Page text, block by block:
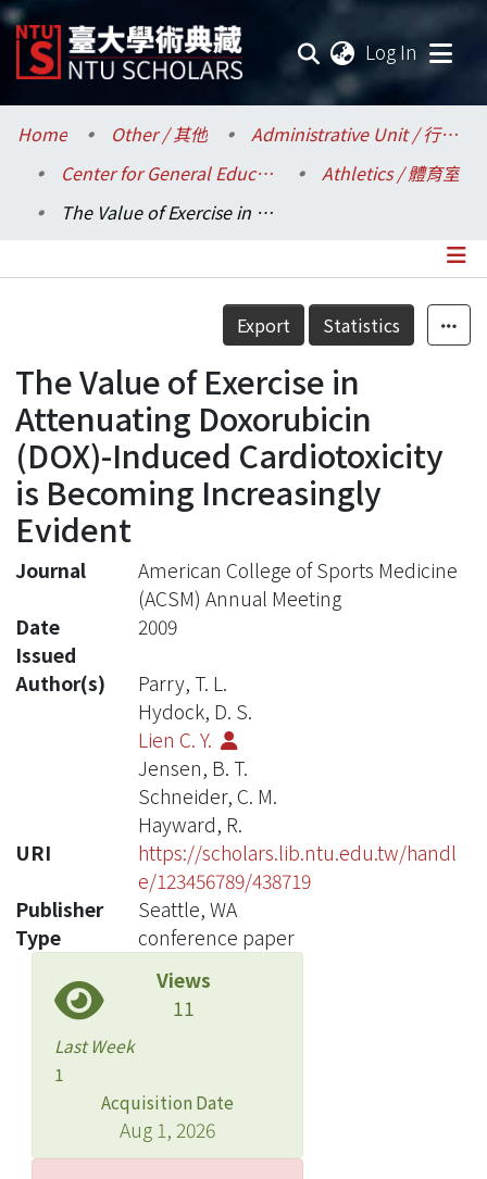
Log In
Communities & Collections
Research Outputs
Statistics
Home Other / 其他
Administrative Unit / 行政單位
Center for General Education / 共同教育中心
Athletics / 體育室
The Value of Exercise in Attenuating Doxorubicin (DOX)-Induced Cardiotoxicity is Becoming Increasingly Evident
Details
Export Statistics
The Value of Exercise in
Attenuating Doxorubicin
(DOX)-Induced Cardiotoxicity
is Becoming Increasingly
Evident
Journal
American College of Sports Medicine
(ACSM) Annual Meeting
Date
Issued
2009
Author(s)
Parry, T. L.
Hydock, D. S.
Lien C. Y.
Jensen, B. T.
Schneider, C. M.
Hayward, R.
URI
https://scholars.lib.ntu.edu.tw/handl
e/123456789/438719
Publisher
Seattle, WA
Type
conference paper
Views
11
Last Week
1
Acquisition Date
Aug 1, 2026